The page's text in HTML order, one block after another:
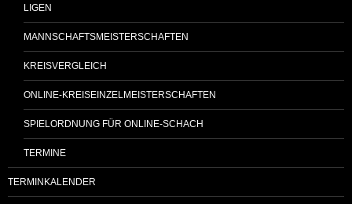
LIGEN
MANNSCHAFTSMEISTERSCHAFTEN
KREISVERGLEICH
ONLINE-KREISEINZELMEISTERSCHAFTEN
SPIELORDNUNG FÜR ONLINE-SCHACH
TERMINE
TERMINKALENDER